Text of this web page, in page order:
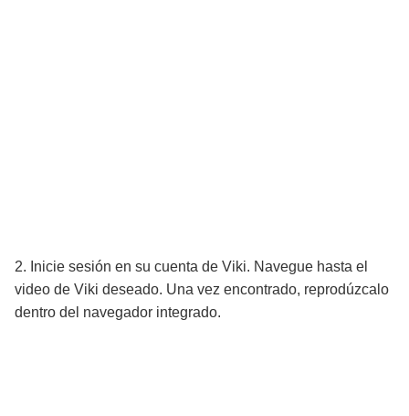
2. Inicie sesión en su cuenta de Viki. Navegue hasta el
video de Viki deseado. Una vez encontrado, reprodúzcalo
dentro del navegador integrado.